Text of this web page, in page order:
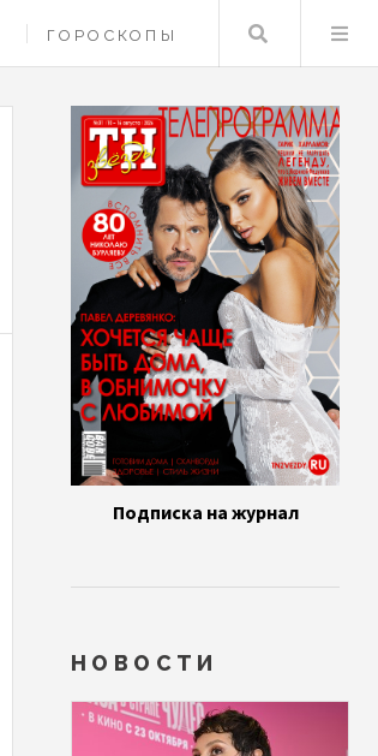
ГОРОСКОПЫ Поиск
Подписка на журнал
НОВОСТИ